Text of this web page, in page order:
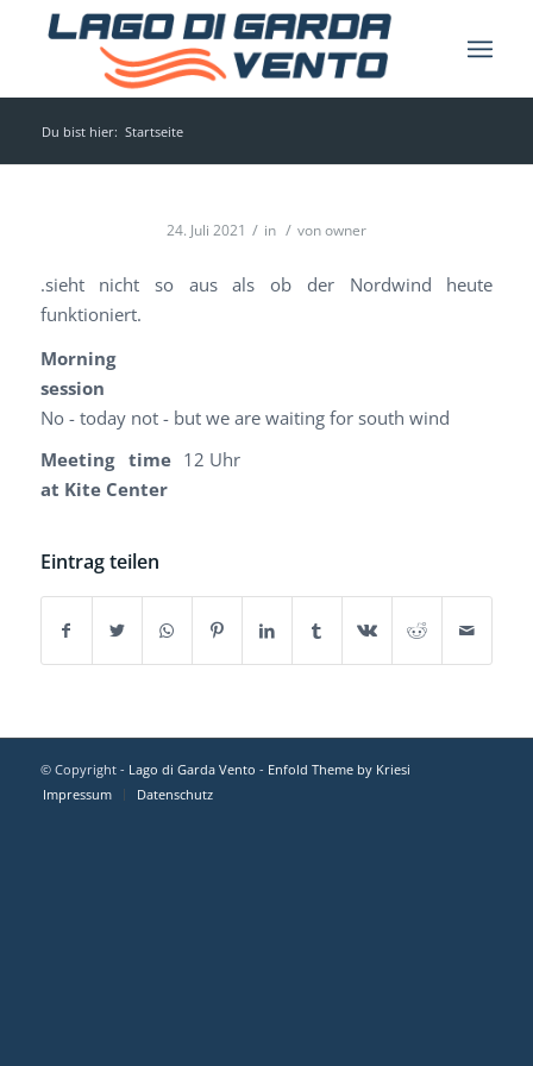
Du bist hier: Startseite
24. Juli 2021 / in / vonowner
.sieht nicht so aus als ob der Nordwind heute
funktioniert.
Morning
session
No - today not - but we are waiting for south wind
Meeting time
at Kite Center
12 Uhr
Eintrag teilen
© Copyright - Lago di Garda Vento - Enfold Theme by Kriesi
Impressum
Datenschutz